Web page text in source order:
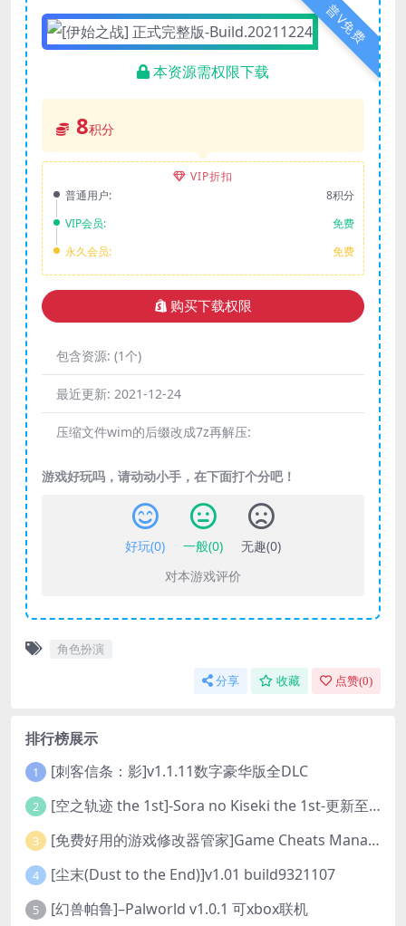
普V免费
本资源需权限下载
8积分
VIP折扣
普通用户:
8积分
VIP会员:
免费
永久会员:
免费
购买下载权限
包含资源: (1个)
最近更新: 2021-12-24
压缩文件wim的后缀改成7z再解压:
游戏好玩吗，请动动小手，在下面打个分吧！
好玩(0) 一般(0) 无趣(0)
对本游戏评价
角色扮演
分享 收藏 点赞(0)
排行榜展示
1 [刺客信条：影]v1.1.11数字豪华版全DLC
2 [空之轨迹 the 1st]-Sora no Kiseki the 1st-更新至v1.06.4-全DLC
3 [免费好用的游戏修改器管家]Game Cheats Manager
4 [尘末(Dust to the End)]v1.01 build9321107
5 [幻兽帕鲁]–Palworld v1.0.1 可xbox联机